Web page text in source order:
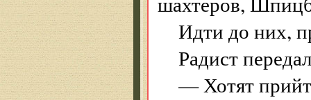
Идти до них,
Радист
— Хотят